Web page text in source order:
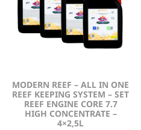
MODERN REEF – ALL IN ONE
REEF KEEPING SYSTEM – SET
REEF ENGINE CORE 7.7
HIGH CONCENTRATE –
4×2,5L